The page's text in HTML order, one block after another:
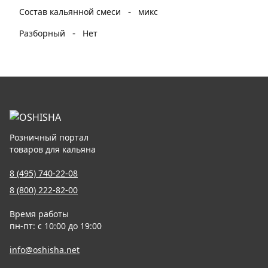
Состав кальянной смеси
-
микс
Разборный
- Нет
Розничный портал
товаров для кальяна
8 (495) 740-22-08
8 (800) 222-82-00
Время работы
пн-пт: с 10:00 до 19:00
info@oshisha.net